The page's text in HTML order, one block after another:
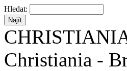
Hledat:
Christiania -